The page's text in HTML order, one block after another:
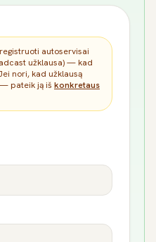
registruoti autoservisai
užklausa) — kad
nori, kad užklausą
pateik ją iš konkretaus